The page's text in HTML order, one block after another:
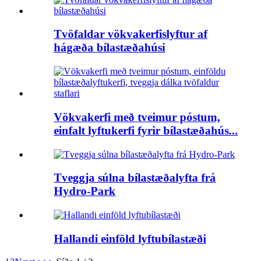
Tvöfaldar vökvakerfislyftur af
hágæða bílastæðahúsi
Vökvakerfi með tveimur póstum,
einfalt lyftukerfi fyrir bílastæðahús...
Tveggja súlna bílastæðalyfta frá
Hydro-Park
Hallandi einföld lyftubílastæði